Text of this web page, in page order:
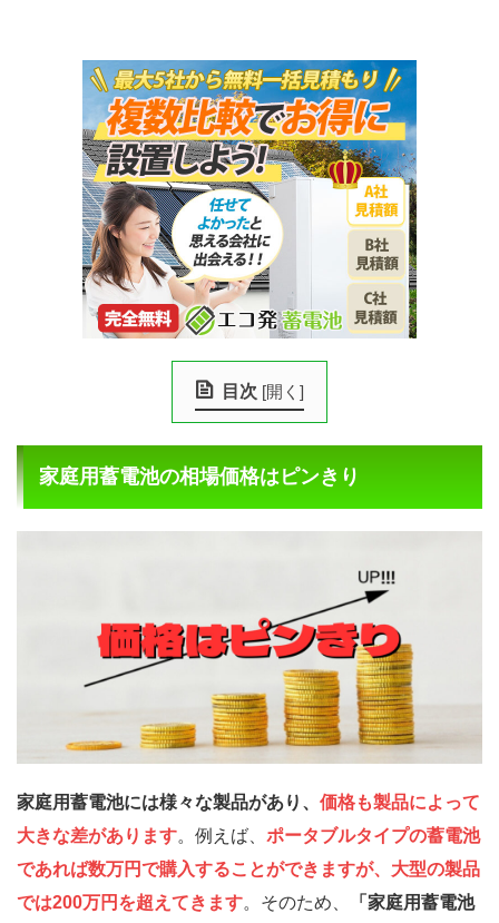
目次 [開く ]
家庭用蓄電池の相場価格はピンきり
家庭用蓄電池には様々な製品があり、 価格も製品によって
大きな差があります。例えば、 ポータブルタイプの蓄電池
であれば数万円で購入することができますが、大型の製品
では200万円を超えてきます。そのため、 「家庭用蓄電池